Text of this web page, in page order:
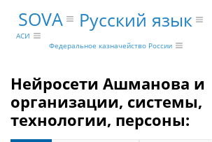
SOVA Русский язык
АСИ
Федеральное казначейство России
Нейросети Ашманова и
организации, системы,
технологии, персоны: